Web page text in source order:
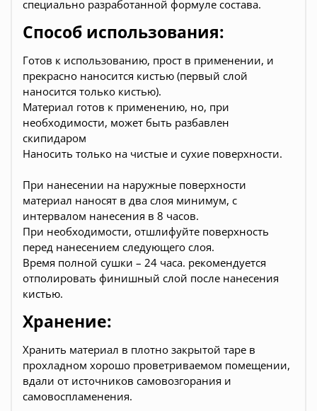
специально разработанной формуле состава.
Способ использования:
Готов к использованию, прост в применении, и
прекрасно наносится кистью (первый слой
наносится только кистью).
Материал готов к применению, но, при
необходимости, может быть разбавлен
скипидаром
Наносить только на чистые и сухие поверхности.
При нанесении на наружные поверхности
материал наносят в два слоя минимум, с
интервалом нанесения в 8 часов.
При необходимости, отшлифуйте поверхность
перед нанесением следующего слоя.
Время полной сушки – 24 часа. рекомендуется
отполировать финишный слой после нанесения
кистью.
Хранение:
Хранить материал в плотно закрытой таре в
прохладном хорошо проветриваемом помещении,
вдали от источников самовозгорания и
самовоспламенения.